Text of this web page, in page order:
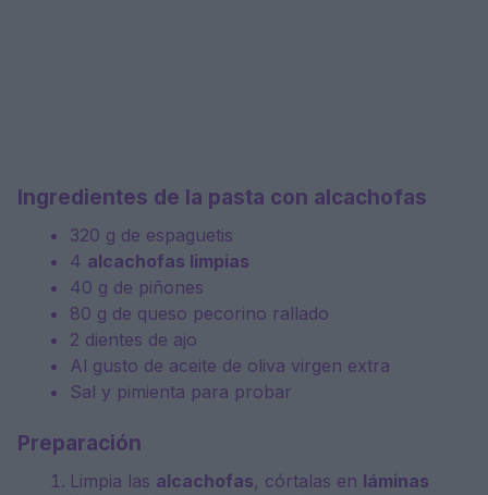
Ingredientes de la pasta con alcachofas
320 g de espaguetis
4 alcachofas limpias
40 g de piñones
80 g de queso pecorino rallado
2 dientes de ajo
Al gusto de aceite de oliva virgen extra
Sal y pimienta para probar
Preparación
Limpia las alcachofas, córtalas en láminas